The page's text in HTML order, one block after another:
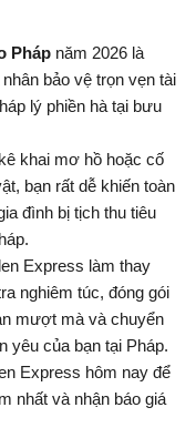
Pháp năm 2026 là
bảo vệ trọn vẹn tài
lý phiền hà tại bưu
khai mơ hồ hoặc cố
bạn rất dễ khiến toàn
đình bị tịch thu tiêu
Express làm thay
nghiêm túc, đóng gói
mượt mà và chuyển
yêu của bạn tại Pháp.
Express hôm nay để
nhất và nhận báo giá